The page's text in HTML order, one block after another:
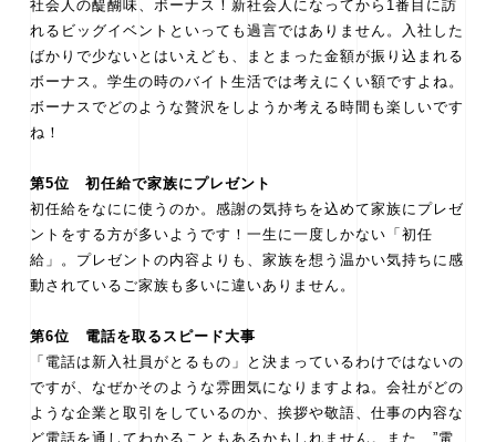
社会人の醍醐味、ボーナス！新社会人になってから1番目に訪
れるビッグイベントといっても過言ではありません。入社した
ばかりで少ないとはいえども、まとまった金額が振り込まれる
ボーナス。学生の時のバイト生活では考えにくい額ですよね。
ボーナスでどのような贅沢をしようか考える時間も楽しいです
ね！
第5位 初任給で家族にプレゼント
初任給をなにに使うのか。感謝の気持ちを込めて家族にプレゼ
ントをする方が多いようです！一生に一度しかない「初任
給」。プレゼントの内容よりも、家族を想う温かい気持ちに感
動されているご家族も多いに違いありません。
第6位 電話を取るスピード大事
「電話は新入社員がとるもの」と決まっているわけではないの
ですが、なぜかそのような雰囲気になりますよね。会社がどの
ような企業と取引をしているのか、挨拶や敬語、仕事の内容な
ど電話を通してわかることもあるかもしれません。また、”電